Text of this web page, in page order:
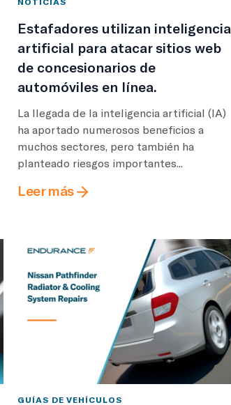
Estafadores utilizan inteligencia
artificial para atacar sitios web
de concesionarios de
automóviles en línea.
La llegada de la inteligencia artificial (IA)
ha aportado numerosos beneficios a
muchos sectores, pero también ha
planteado riesgos importantes...
Leer más
GUÍAS DE VEHÍCULOS